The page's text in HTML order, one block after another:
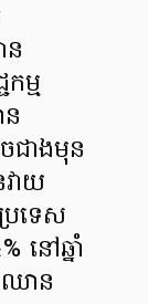
ន
ម្ម
ជាងមុន
ាយ
រទេស
នៅឆ្នាំ
ឈាន